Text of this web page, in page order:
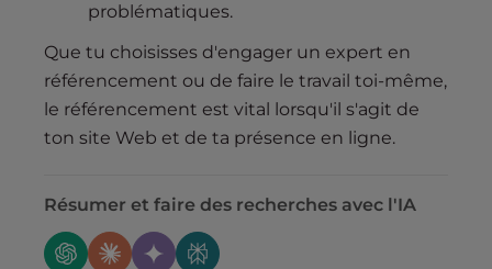
problématiques.
Que tu choisisses d'engager un expert en
référencement ou de faire le travail toi-même,
le référencement est vital lorsqu'il s'agit de
ton site Web et de ta présence en ligne.
Résumer et faire des recherches avec l'IA